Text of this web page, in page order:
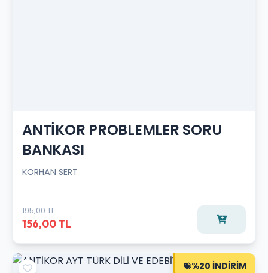
ANTİKOR PROBLEMLER SORU
BANKASI
KORHAN SERT
195,00 TL
156,00 TL
%20 İNDİRİM